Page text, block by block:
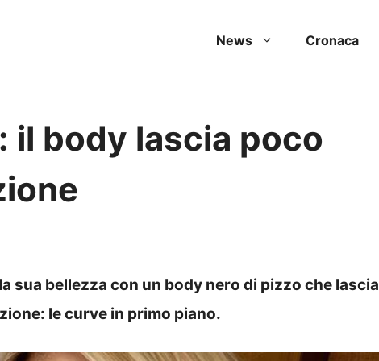
News Cronaca
il body lascia poco
sua bellezza con un body nero di pizzo che lascia
le curve in primo piano.